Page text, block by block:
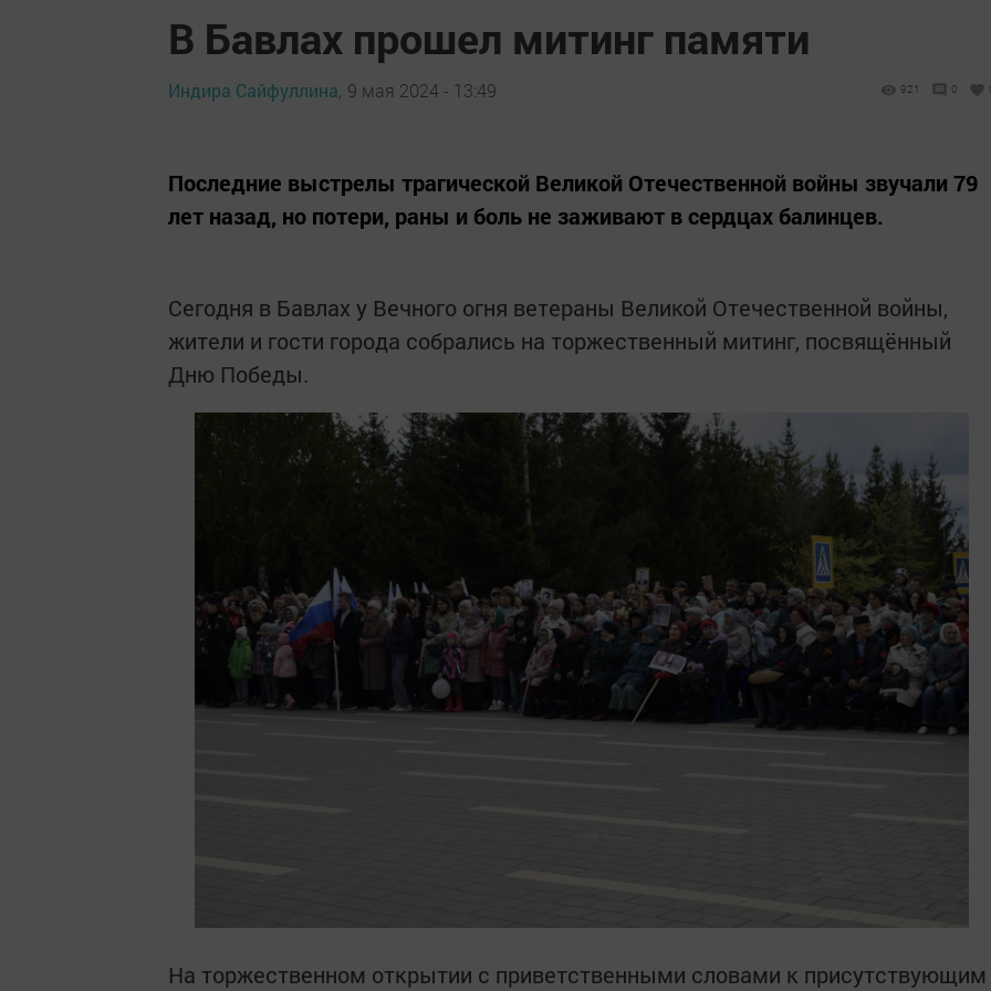
В Бавлах прошел митинг памяти
Индира Сайфуллина, 9 мая 2024 - 13:49 921 0
Последние выстрелы трагической Великой Отечественной войны звучали 79
лет назад, но потери, раны и боль не заживают в сердцах балинцев.
Сегодня в Бавлах у Вечного огня ветераны Великой Отечественной войны,
жители и гости города собрались на торжественный митинг, посвящённый
Дню Победы.
На торжественном открытии с приветственными словами к присутствующим